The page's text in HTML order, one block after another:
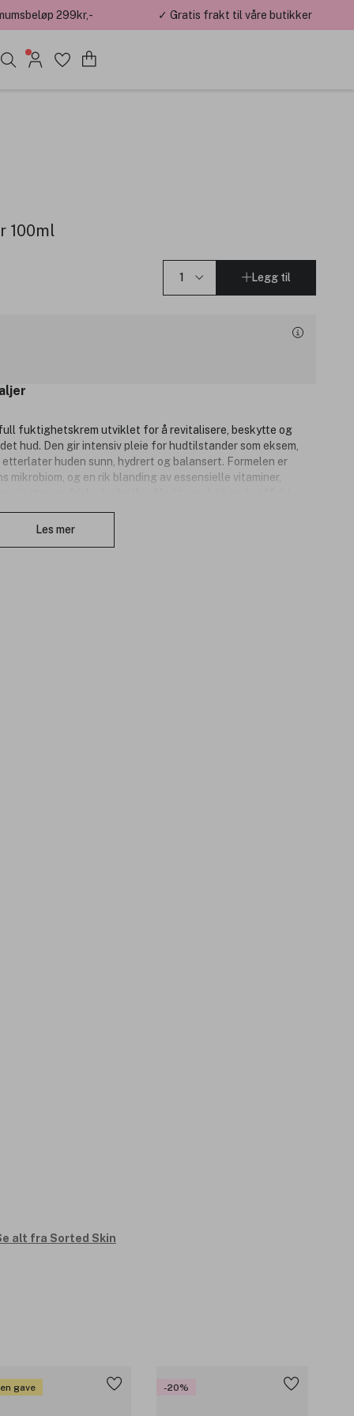
299kr,- ✓ Gratis frakt til våre butikker
100ml
Legg til
fuktighetskrem utviklet for å revitalisere, beskytte og
hud. Den gir intensiv pleie for hudtilstander som eksem,
huden sunn, hydrert og balansert. Formelen er
mikrobiom, og en rik blanding av essensielle vitaminer,
med å avgifte huden for å redusere irritasjon forårsaket av
Les mer
alt fra Sorted Skin
gave -20%